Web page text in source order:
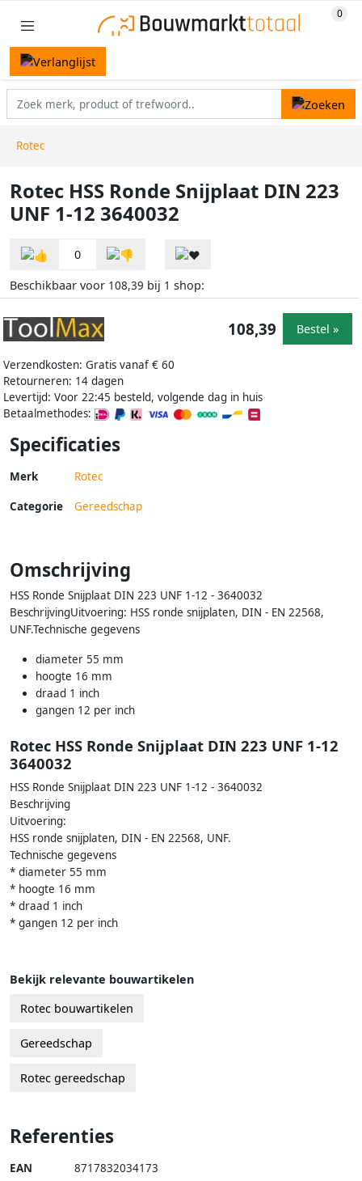
Rotec
Rotec HSS Ronde Snijplaat DIN 223
UNF 1-12 3640032
0
Beschikbaar voor 108,39 bij 1 shop:
Verzendkosten: Gratis vanaf € 60
Retourneren: 14 dagen
Levertijd: Voor 22:45 besteld, volgende dag in huis
Betaalmethodes:
108,39 Bestel »
Specificaties
Merk Rotec
Categorie Gereedschap
Omschrijving
HSS Ronde Snijplaat DIN 223 UNF 1-12 - 3640032
BeschrijvingUitvoering: HSS ronde snijplaten, DIN - EN 22568,
UNF.Technische gegevens
diameter 55 mm
hoogte 16 mm
draad 1 inch
gangen 12 per inch
Rotec HSS Ronde Snijplaat DIN 223 UNF 1-12
3640032
HSS Ronde Snijplaat DIN 223 UNF 1-12 - 3640032
Beschrijving
Uitvoering:
HSS ronde snijplaten, DIN - EN 22568, UNF.
Technische gegevens
* diameter 55 mm
* hoogte 16 mm
* draad 1 inch
* gangen 12 per inch
Bekijk relevante bouwartikelen
Rotec bouwartikelen
Gereedschap
Rotec gereedschap
Referenties
EAN 8717832034173